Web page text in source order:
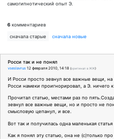
самогипнотический опыт Э.
6 комментариев
сначала старые сначала новые
Росси так и не понял
vseslavrus 12 февраля 2010, 14:18 (оригинал в ЖЖ)
И Росси просто зевнул все важные вещи,
Росси намеки проигнорировал, а Э. ничего
Прочитал статью, местами раз по
зевнул все важные вещи, но и просто не
смысловую цепанул, и все.
Вот так и получилась одна маленькая
Как я понял эту статью, она не (с)только